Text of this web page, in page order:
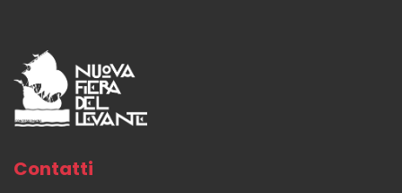
Contatti